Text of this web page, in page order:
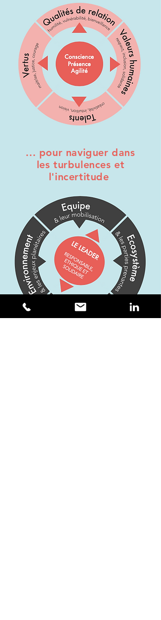
... pour naviguer dans
les turbulences et
l'incertitude